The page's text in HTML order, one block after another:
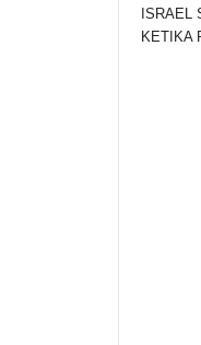
ISRAEL
KETIKA